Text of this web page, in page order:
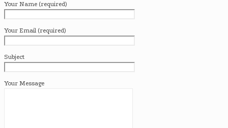
Your Name (required)
Your Email (required)
Subject
Your Message